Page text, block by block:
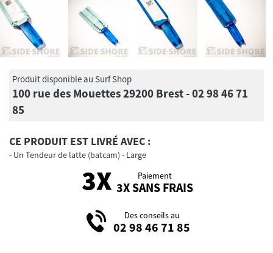
Produit disponible au Surf Shop
100 rue des Mouettes 29200 Brest - 02 98 46 71
85
CE PRODUIT EST LIVRÉ AVEC :
Un Tendeur de latte (batcam) - Large
Paiement
3X SANS FRAIS
Des conseils au
02 98 46 71 85